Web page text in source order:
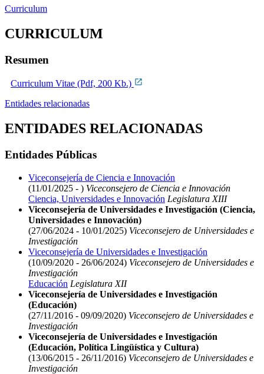
Curriculum
CURRICULUM
Resumen
Curriculum Vitae (Pdf, 200 Kb.)
Entidades relacionadas
ENTIDADES RELACIONADAS
Entidades Públicas
Viceconsejería de Ciencia e Innovación
(11/01/2025 - ) Viceconsejero de Ciencia e Innovación
Ciencia, Universidades e Innovación Legislatura XIII
Viceconsejería de Universidades e Investigación (Ciencia,
Universidades e Innovación)
(27/06/2024 - 10/01/2025) Viceconsejero de Universidades e
Investigación
Viceconsejería de Universidades e Investigación
(10/09/2020 - 26/06/2024) Viceconsejero de Universidades e
Investigación
Educación Legislatura XII
Viceconsejería de Universidades e Investigación
(Educación)
(27/11/2016 - 09/09/2020) Viceconsejero de Universidades e
Investigación
Viceconsejería de Universidades e Investigación
(Educación, Política Lingüística y Cultura)
(13/06/2015 - 26/11/2016) Viceconsejero de Universidades e
Investigación